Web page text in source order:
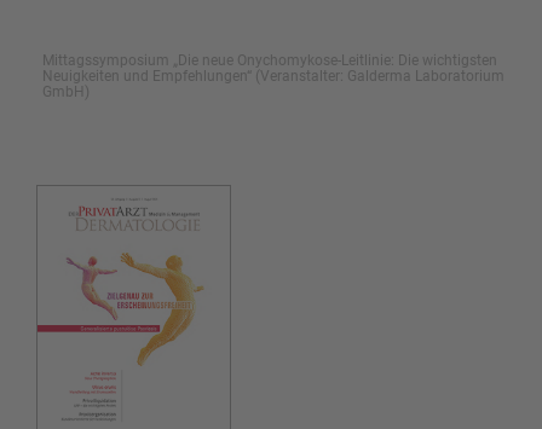
Mittagssymposium „Die neue Onychomykose-Leitlinie: Die wichtigsten
Neuigkeiten und Empfehlungen“ (Veranstalter: Galderma Laboratorium
GmbH)